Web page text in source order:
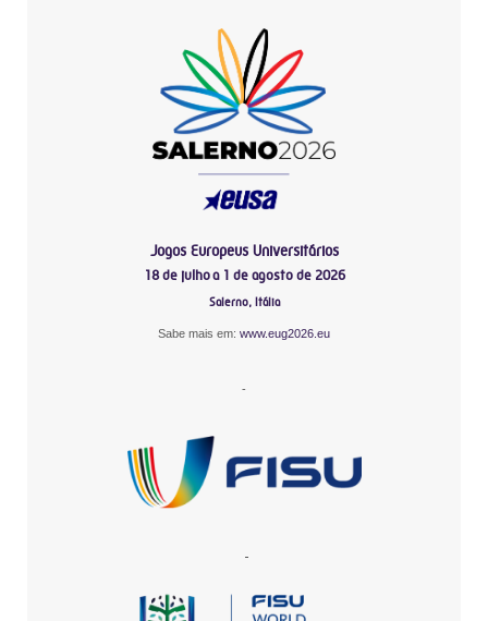
Jogos Europeus Universitários
18 de julho a 1 de agosto de 2026
Salerno, Itália
Sabe mais em: www.eug2026.eu
-
-